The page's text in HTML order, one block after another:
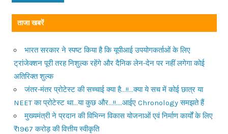
ताजा खबरें
भारत सरकार ने स्पष्ट किया है कि यूपीआई उपयोगकर्ताओं के लिए
ट्रांजेक्शन पूरी तरह निशुल्क रहेंगे और दैनिक लेन-देन पर नहीं लगेगा कोई
अतिरिक्त शुल्क
जंतर-मंतर प्रोटेस्ट की सच्चाई क्या है…!!…क्या ये सच में कोई छात्र या
NEET का प्रोटेस्ट था…या कुछ और…!!….आईए Chronology समझते हैं
मुख्यमंत्री ने प्रदान की विभिन्न विकास योजनाओं एवं निर्माण कार्यों के लिए
₹1967 करोड़ की वित्तीय स्वीकृति